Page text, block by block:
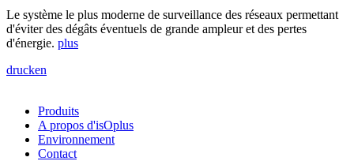
Le système le plus moderne de surveillance des réseaux permettant
d'éviter des dégâts éventuels de grande ampleur et des pertes
d'énergie. plus
drucken
Produits
A propos d'isOplus
Environnement
Contact